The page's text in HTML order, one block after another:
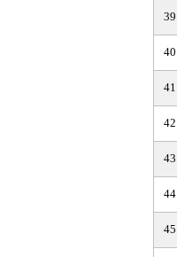
39
40
41
42
43
44
45